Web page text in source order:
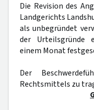
Die Revision des
Landgerichts
als unbegründet
der Urteilsgründe
einem Monat
Der
Rechtsmittels zu